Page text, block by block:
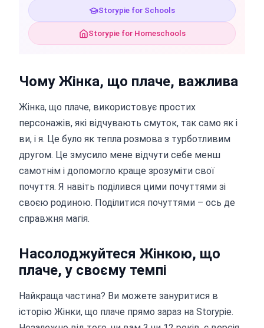
Storypie for Schools
Storypie for Homeschools
Чому Жінка, що плаче, важлива
Жінка, що плаче, використовує простих
персонажів, які відчувають смуток, так само як і
ви, і я. Це було як тепла розмова з турботливим
другом. Це змусило мене відчути себе менш
самотнім і допомогло краще зрозуміти свої
почуття. Я навіть поділився цими почуттями зі
своєю родиною. Поділитися почуттями – ось де
справжня магія.
Насолоджуйтеся Жінкою, що
плаче, у своєму темпі
Найкраща частина? Ви можете зануритися в
історію Жінки, що плаче прямо зараз на Storypie.